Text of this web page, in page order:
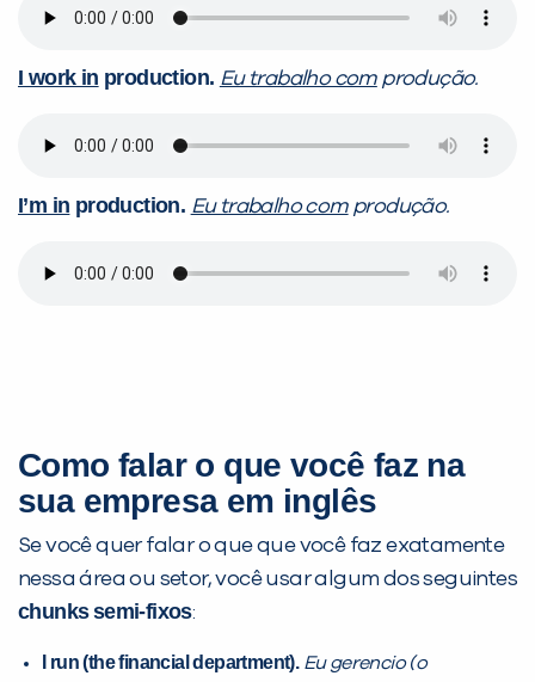
I work in production. Eu trabalho comprodução.
I’m in production. Eu trabalho comprodução.
Como falar o que você faz na
sua empresa em inglês
Se você quer falar o que que você faz exatamente
nessa área ou setor, você usar algum dos seguintes
chunkssemi-fixos:
I run (the financial department). Eu gerencio (o